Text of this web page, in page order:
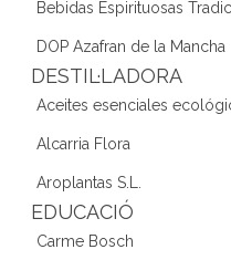
Bebidas Espirituosas
DOP Azafran de la Mancha
DESTIL·LADORA
Aceites esenciales
Alcarria Flora
Aroplantas S.L.
EDUCACIÓ
Carme Bosch